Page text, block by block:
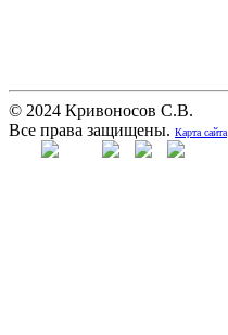
© 2024 Кривоносов С.В.
Все права защищены. Карта сайта